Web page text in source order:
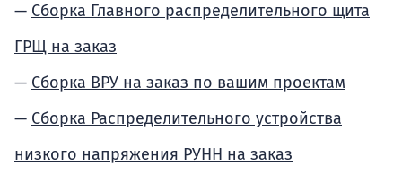
Сборка Главного распределительного щита
ГРЩ на заказ
Сборка ВРУ на заказ по вашим проектам
Сборка Распределительного устройства
низкого напряжения РУНН на заказ